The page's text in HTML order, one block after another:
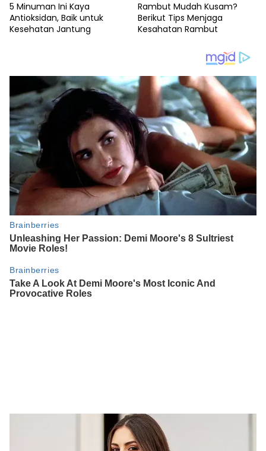
5 Minuman Ini Kaya
Antioksidan, Baik untuk
Kesehatan Jantung
Rambut Mudah Kusam?
Berikut Tips Menjaga
Kesahatan Rambut